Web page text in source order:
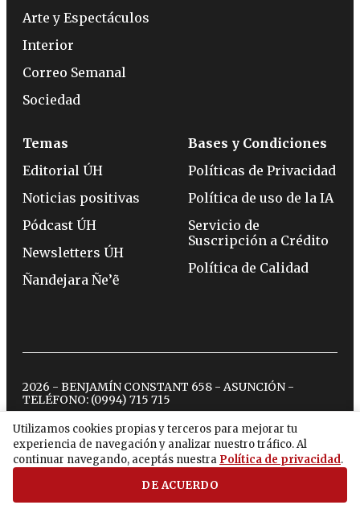
Utilizamos cookies propias y terceros para mejorar tu
experiencia de navegación y analizar nuestro tráfico. Al
continuar navegando, aceptás nuestra Política de privacidad.
DE ACUERDO
Arte y Espectáculos
Interior
Correo Semanal
Sociedad
Temas
Editorial ÚH
Noticias positivas
Pódcast ÚH
Newsletters ÚH
Ñandejara Ñe’ẽ
Bases y Condiciones
Políticas de Privacidad
Política de uso de la IA
Servicio de
Suscripción a Crédito
Política de Calidad
2026 - BENJAMÍN CONSTANT 658 - ASUNCIÓN -
TELÉFONO: (0994) 715 715
twitterinstagram
facebook
tiktokyoutubespotify